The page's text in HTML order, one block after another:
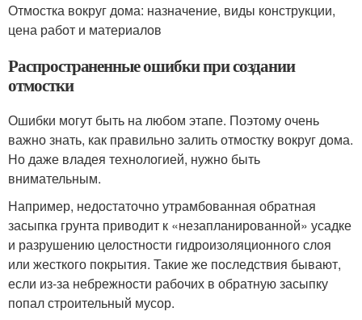
Отмостка вокруг дома: назначение, виды конструкции,
цена работ и материалов
Распространенные ошибки при создании
отмостки
Ошибки могут быть на любом этапе. Поэтому очень
важно знать, как правильно залить отмостку вокруг дома.
Но даже владея технологией, нужно быть
внимательным.
Например, недостаточно утрамбованная обратная
засыпка грунта приводит к «незапланированной» усадке
и разрушению целостности гидроизоляционного слоя
или жесткого покрытия. Такие же последствия бывают,
если из-за небрежности рабочих в обратную засыпку
попал строительный мусор.